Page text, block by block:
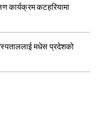
कार्यक्रम कटहरियामा
मधेस प्रदेशको